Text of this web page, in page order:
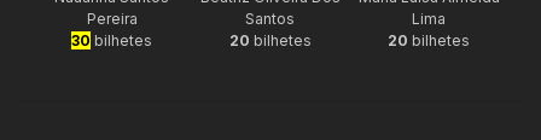
Pereira
30 bilhetes
Santos
20 bilhetes
Lima
20 bilhetes